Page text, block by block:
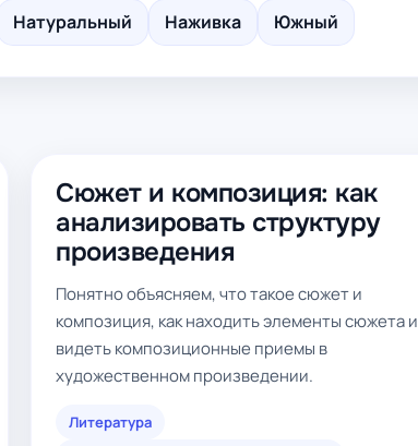
Натуральный Наживка Южный
Сюжет и композиция: как
анализировать структуру
произведения
Понятно объясняем, что такое сюжет и
композиция, как находить элементы сюжета и
видеть композиционные приемы в
художественном произведении.
Литература